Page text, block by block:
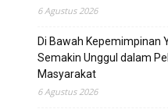
6 Agustus 2026
Di Bawah Kepemimpinan
Semakin Unggul dalam
Masyarakat
6 Agustus 2026